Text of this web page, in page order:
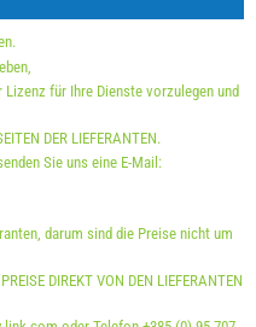
31.12.2026 / - 10 %
(01.07. - 31.08): 10
der Gäste (01.01 -
- per_person)
für Ihre Dienste vorzulegen und
DER LIEFERANTEN.
Sie uns eine E-Mail:
darum sind die Preise nicht um
DIREKT VON DEN LIEFERANTEN